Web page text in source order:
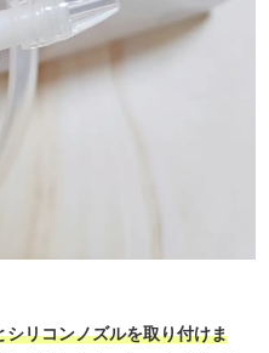
シリコンノズルを取り付けま